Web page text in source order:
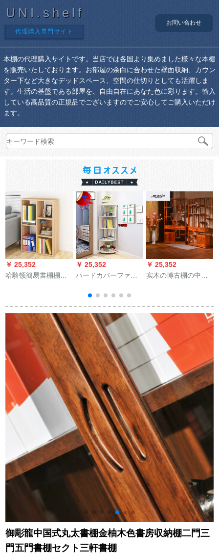
UNI.shelf
代理購入専門サイト
お問い合わせ
本棚の代理購入サイトです。当店では各国より集めました様々な本棚
を販売いたしております。お部屋の余白に合わせた壁面収納、カウン
ター下など大きなデッドスペース、空間の仕切りとしても活躍しま
す。生活の基盤である部屋を、自由自在にあなた色に彩ります。輸入
している高品質の正規品でございますのでご安心してご購入いただけ
ます。
￥ 25,352
哈駱顿簡易書棚棚棚
生用小書棚5コマ黄木
目50*25*80
￥ 25,352
ハードカバーファッ
ーコーナーコーナー
コーナーコーナーコ
ーナーコーナー現代
簡単経済型多層棚棚
棚リビングコーナー
コーナーコーナーコ
ーナーコーナーコー
ナーコーナーコーナ
ーコーナーコーナー
コーナーコーナーコ
ーナーコーナーコー
ナーコーナーコーナ
ーコーナーコーナー
148+半径40【暖白】
穴あけなし組立
￥ 25,352
实木の博古棚の中国
を模仿して、骨董棚
の骨董棚の骨董棚の
骨董棚の骨董棚の骨
董品棚の骨董品棚の
骨董品棚の骨董品棚
の骨董品棚の骨董品
棚の骨董棚
御彫龍中国式丸太書棚金柚木色書房収納棚二門三
門五門書棚セクト三軒書棚